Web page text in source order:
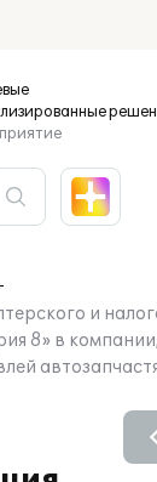
и
8» в компании,